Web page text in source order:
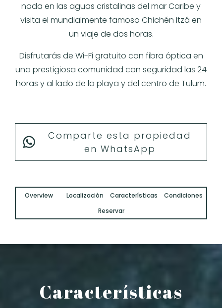
nada en las aguas cristalinas del mar Caribe y
visita el mundialmente famoso Chichén Itzá en
un viaje de dos horas.
Disfrutarás de Wi-Fi gratuito con fibra óptica en
una prestigiosa comunidad con seguridad las 24
horas y al lado de la playa y del centro de Tulum.
Comparte esta propiedad
en WhatsApp
Overview Localización Características
Condiciones
Reservar
Características